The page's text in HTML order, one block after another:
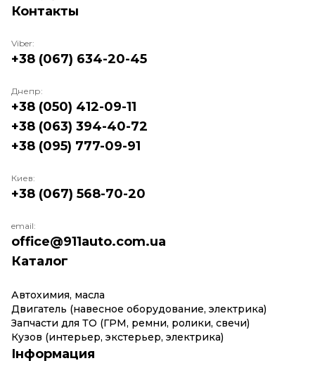
Каталог
Автохимия, масла
Двигатель (навесное оборудование, электрика)
Запчасти для ТО (ГРМ, ремни, ролики, свечи)
Кузов (интерьер, экстерьер, электрика)
Інформация
Контакты
Viber:
+38 (067) 634-20-45
Днепр:
+38 (050) 412-09-11
+38 (063) 394-40-72
+38 (095) 777-09-91
Киев:
+38 (067) 568-70-20
email:
office@911auto.com.ua